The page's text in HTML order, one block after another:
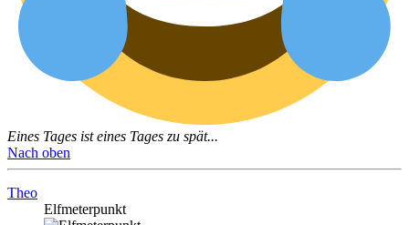
Eines Tages ist eines Tages zu spät...
Nach oben
Theo
Elfmeterpunkt